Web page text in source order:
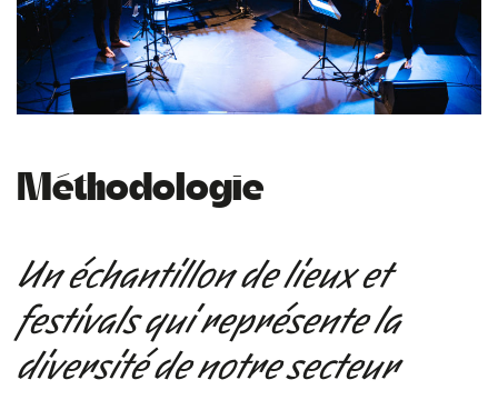
Méthodologie
Un échantillon de lieux et
festivals qui représente la
diversité de notre secteur